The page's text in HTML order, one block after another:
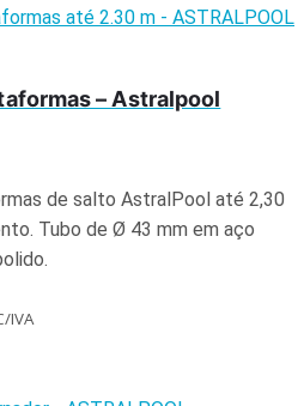
– Astralpool
de salto AstralPool até 2,30
Tubo de Ø 43 mm em aço
IVA